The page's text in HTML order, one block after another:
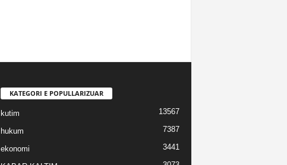
KATEGORI E POPULLARIZUAR
kutim 13567
hukum 7387
ekonomi 3441